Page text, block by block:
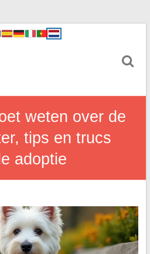
weten over de
tips en trucs
adoptie